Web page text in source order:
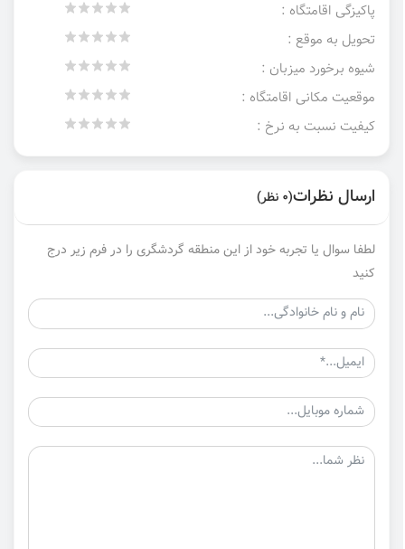
پاکیزگی اقامتگاه :
تحویل به موقع :
شیوه برخورد میزبان :
موقعیت مکانی اقامتگاه :
کیفیت نسبت به نرخ :
ارسال نظرات(0 نظر)
لطفا سوال یا تجربه خود از این منطقه گردشگری را در فرم زیر درج
کنید